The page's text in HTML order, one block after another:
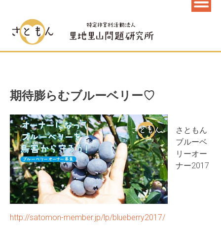
期待膨らむブルーベリー♡
さともん
ブルーベ
リーオー
ナー2017
http://satomon-member.jp/lp/blueberry2017/